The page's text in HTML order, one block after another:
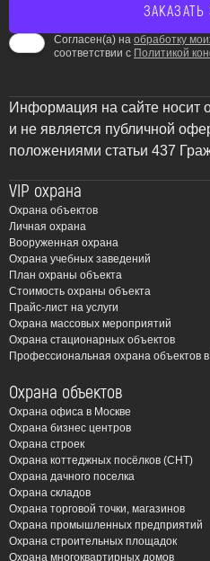
Согласен(а) на обработку
соответствии с Политикой
Информация на сайте носит
и не является публичной
положениями статьи 437
VIP охрана
Охрана объектов
Личная охрана
Вооруженная охрана
Охрана учебных заведений
План охраны объекта
Стоимость охраны объекта
Прайс-лист на услуги
Охрана массовых мероприятий
Охрана стационарных объектов
Профессиональная охрана объектов
Охрана объектов
Охрана офиса в Москве
Охрана бизнес центров
Охрана строек
Охрана коттеджных посёлков (СНТ)
Охрана дачного поселка
Охрана складов
Охрана торговой точки, магазинов
Охрана промышленных предприятий
Охрана строительных площадок
Охрана многоквартирных домов